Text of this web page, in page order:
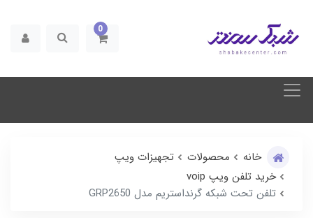
0
خانه محصولات
تجهیزات ویپ
خرید تلفن ویپ voip
تلفن تحت شبکه گرنداستریم مدل GRP2650